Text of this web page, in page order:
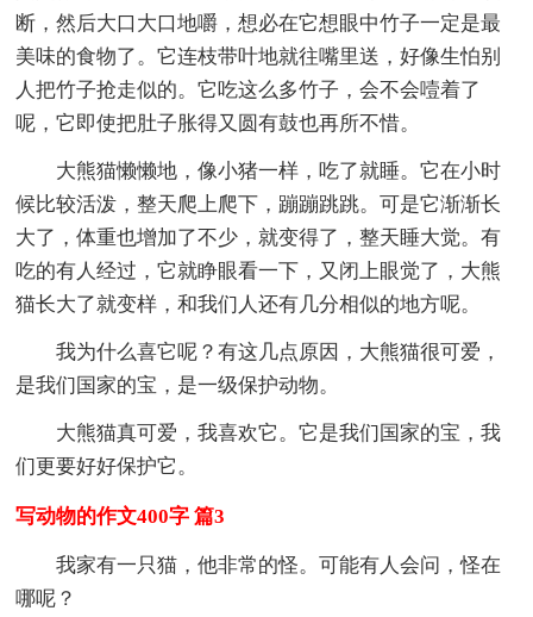
断，然后大口大口地嚼，想必在它想眼中竹子一定是最
美味的食物了。它连枝带叶地就往嘴里送，好像生怕别
人把竹子抢走似的。它吃这么多竹子，会不会噎着了
呢，它即使把肚子胀得又圆有鼓也再所不惜。
大熊猫懒懒地，像小猪一样，吃了就睡。它在小时
候比较活泼，整天爬上爬下，蹦蹦跳跳。可是它渐渐长
大了，体重也增加了不少，就变得了，整天睡大觉。有
吃的有人经过，它就睁眼看一下，又闭上眼觉了，大熊
猫长大了就变样，和我们人还有几分相似的地方呢。
我为什么喜它呢？有这几点原因，大熊猫很可爱，
是我们国家的宝，是一级保护动物。
大熊猫真可爱，我喜欢它。它是我们国家的宝，我
们更要好好保护它。
写动物的作文400字 篇3
我家有一只猫，他非常的怪。可能有人会问，怪在
哪呢？